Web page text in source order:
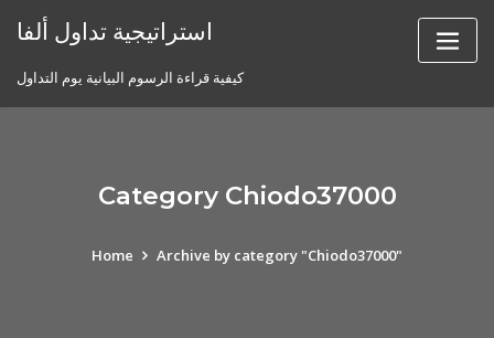
استراتيجية تداول ألفا
كيفية قراءة الرسوم البيانية يوم التداول
Category Chiodo37000
Home Archive by category "Chiodo37000"